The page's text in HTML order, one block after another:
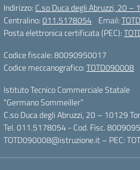
Indirizzo: C.so Duca degli Abruzzi, 20 –
Centralino:011.5178054 Email:
Posta elettronica certificata (PEC):
Codice fiscale: 80090950017
Codice meccanografico:TOTD090008
Istituto Tecnico Commerciale Statale
“Germano Sommeiller”
C.so Duca degli Abruzzi, 20 – 10129
Tel. 011.5178054 - Cod. Fisc.
TOTD090008@istruzione.it – PEC: